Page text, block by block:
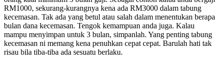
RM1000, sekurang-kurangnya kena ada RM3000 dalam tabung
kecemasan. Tak ada yang betul atau salah dalam menentukan berapa
bulan dana kecemasan. Tengok kemampuan anda juga. Kalau
mampu menyimpan untuk 3 bulan, simpanlah. Yang penting tabung
kecemasan ni memang kena penuhkan cepat cepat. Barulah hati tak
risau bila tiba-tiba ada sesuatu berlaku.